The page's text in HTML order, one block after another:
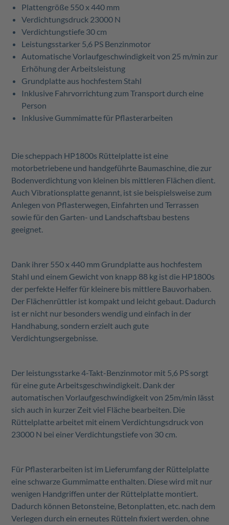
Plattengröße 550 x 440 mm
Verdichtungsdruck 23000 N
Verdichtungstiefe 30 cm
Leistungsstarker 5,6 PS Benzinmotor
Automatische Vorlaufgeschwindigkeit von 25 m/min zur
Erhöhung der Arbeitsleistung
Grundplatte aus hochfestem Stahl
Inklusive Fahrvorrichtung zum Transport durch eine
Person
Inklusive Gummimatte für Pflasterarbeiten
Die scheppach HP1800s Rüttelplatte ist eine
motorbetriebene und handgeführte Baumaschine, die zur
Bodenverdichtung von kleinen bis mittleren Flächen dient.
Auch Vibrationsplatte genannt, ist sie beispielsweise zum
Anlegen von Pflasterwegen, Einfahrten und Terrassen
sowie für den Garten- und Landschaftsbau bestens
geeignet.
Dank ihrer 550 x 440 mm Grundplatte aus hochfestem
Stahl und einem Gewicht von knapp 88 kg ist die HP1800s
der perfekte Helfer für kleinere bis mittlere Bauvorhaben.
Der Flächenrüttler ist kompakt und leicht gebaut. Dadurch
ist er nicht nur besonders wendig und einfach in der
Handhabung, sondern erzielt auch gute
Verdichtungsergebnisse.
Der leistungsstarke 4-Takt-Benzinmotor mit 5,6 PS sorgt
für eine gute Arbeitsgeschwindigkeit. Dank der
automatischen Vorlaufgeschwindigkeit von 25m/min lässt
sich auch in kurzer Zeit viel Fläche bearbeiten. Die
Rüttelplatte arbeitet mit einem Verdichtungsdruck von
23000 N bei einer Verdichtungstiefe von 30 cm.
Für Pflasterarbeiten ist im Lieferumfang der Rüttelplatte
eine schwarze Gummimatte enthalten. Diese wird mit nur
wenigen Handgriffen unter der Rüttelplatte montiert.
Dadurch können Betonsteine, Betonplatten, etc. nach dem
Verlegen durch ein erneutes Rütteln fixiert werden, ohne